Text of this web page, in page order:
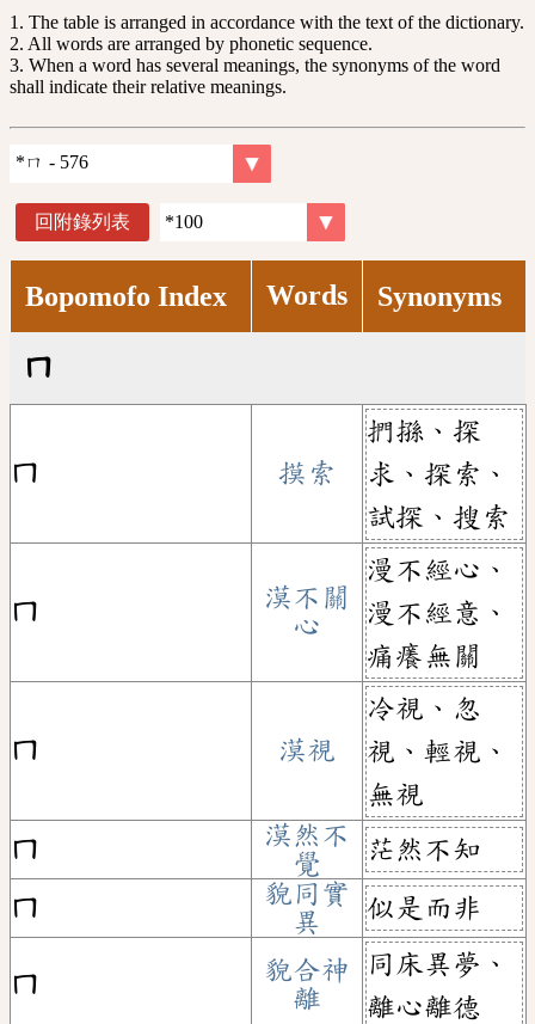
1. The table is arranged in accordance with the text of the dictionary.
2. All words are arranged by phonetic sequence.
3. When a word has several meanings, the synonyms of the word
shall indicate their relative meanings.
回附錄列表
Bopomofo Index Words Synonyms
ㄇ
ㄇ 摸索
捫搎、探
求、探索、
試探、搜索
ㄇ
漠不關
心
漫不經心、
漫不經意、
痛癢無關
ㄇ 漠視
冷視、忽
視、輕視、
無視
ㄇ
漠然不
覺
茫然不知
ㄇ
貌同實
異
似是而非
ㄇ
貌合神
離
同床異夢、
離心離德